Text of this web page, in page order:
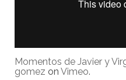
Momentos de Javier y
gomez on Vimeo.